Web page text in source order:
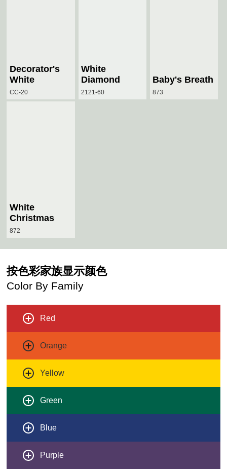
Decorator's
White
CC-20
White
Diamond
2121-60
Baby's Breath
873
White
Christmas
872
按色彩家族显示颜色
Color By Family
Red
Orange
Yellow
Green
Blue
Purple